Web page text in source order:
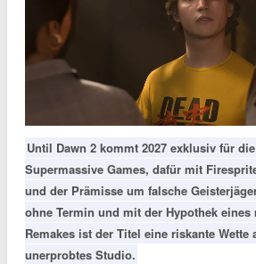
Until Dawn 2 kommt 2027 exklusiv für
Supermassive Games, dafür mit
und der Prämisse um falsche
ohne Termin und mit der Hypothek eines
Remakes ist der Titel eine riskante Wette
unerprobtes Studio.